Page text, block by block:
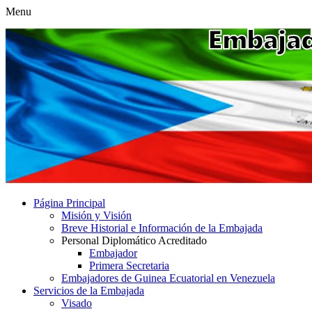
Menu
Página Principal
Misión y Visión
Breve Historial e Información de la Embajada
Personal Diplomático Acreditado
Embajador
Primera Secretaria
Embajadores de Guinea Ecuatorial en Venezuela
Servicios de la Embajada
Visado